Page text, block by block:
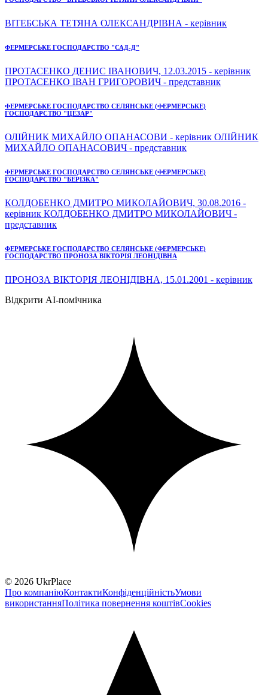
ВІТЕБСЬКА ТЕТЯНА ОЛЕКСАНДРІВНА - керівник
ФЕРМЕРСЬКЕ ГОСПОДАРСТВО "САД-Д"
ПРОТАСЕНКО ДЕНИС ІВАНОВИЧ, 12.03.2015 - керівник
ПРОТАСЕНКО ІВАН ГРИГОРОВИЧ - представник
ФЕРМЕРСЬКЕ ГОСПОДАРСТВО СЕЛЯНСЬКЕ (ФЕРМЕРСЬКЕ)
ГОСПОДАРСТВО "ЦЕЗАР"
ОЛІЙНИК МИХАЙЛО ОПАНАСОВИ - керівник ОЛІЙНИК
МИХАЙЛО ОПАНАСОВИЧ - представник
ФЕРМЕРСЬКЕ ГОСПОДАРСТВО СЕЛЯНСЬКЕ (ФЕРМЕРСЬКЕ)
ГОСПОДАРСТВО "БЕРІЗКА"
КОЛДОБЕНКО ДМИТРО МИКОЛАЙОВИЧ, 30.08.2016 -
керівник КОЛДОБЕНКО ДМИТРО МИКОЛАЙОВИЧ -
представник
ФЕРМЕРСЬКЕ ГОСПОДАРСТВО СЕЛЯНСЬКЕ (ФЕРМЕРСЬКЕ)
ГОСПОДАРСТВО ПРОНОЗА ВІКТОРІЯ ЛЕОНІДІВНА
ПРОНОЗА ВІКТОРІЯ ЛЕОНІДІВНА, 15.01.2001 - керівник
Відкрити AI-помічника
© 2026 UkrPlace
Про компаніюКонтактиКонфіденційністьУмови
використанняПолітика повернення коштівCookies